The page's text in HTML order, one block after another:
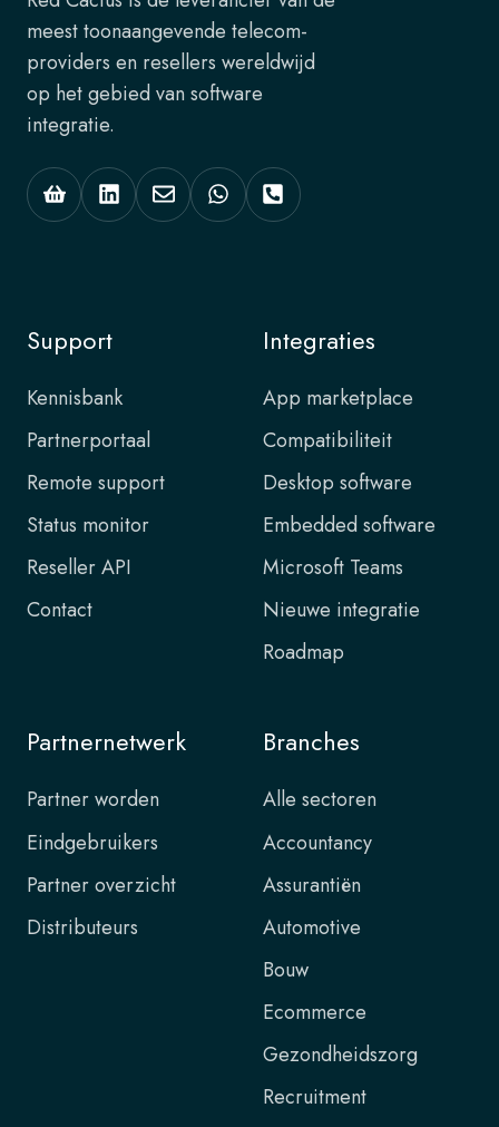
meest toonaangevende telecom-
providers en resellers wereldwijd
op het gebied van software
integratie.
Support
Kennisbank
Partnerportaal
Remote support
Status monitor
Reseller API
Contact
Integraties
App marketplace
Compatibiliteit
Desktop software
Embedded software
Microsoft Teams
Nieuwe integratie
Roadmap
Partnernetwerk
Partner worden
Eindgebruikers
Partner overzicht
Distributeurs
Branches
Alle sectoren
Accountancy
Assurantiën
Automotive
Bouw
Ecommerce
Gezondheidszorg
Recruitment